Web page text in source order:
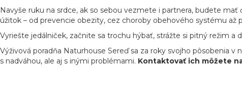
Navyše ruku na srdce, ak so sebou vezmete i partnera, budete
úžitok – od prevencie obezity, cez choroby obehového systému až
Vyriešte jedálniček, začnite sa trochu hýbať, strážte si pitný režim
Výživová poradňa Naturhouse Sereď sa za roky svojho pôsobenia
s nadváhou, ale aj s inými problémami. Kontaktovať ich môžete